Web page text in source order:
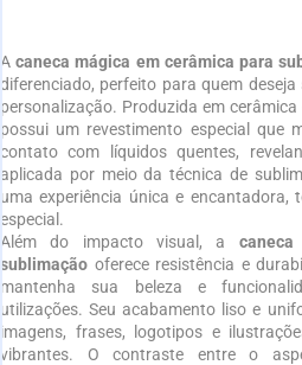
Acaneca mágica em cerâmica para
diferenciado, perfeito para quem
personalização. Produzida em
possui um revestimento especial que
contato com líquidos quentes,
aplicada por meio da técnica de
uma experiência única e
especial.
Além do impacto visual, a
sublimação oferece resistência e
mantenha sua beleza e
utilizações. Seu acabamento liso e
imagens, frases, logotipos e
vibrantes. O contraste entre o